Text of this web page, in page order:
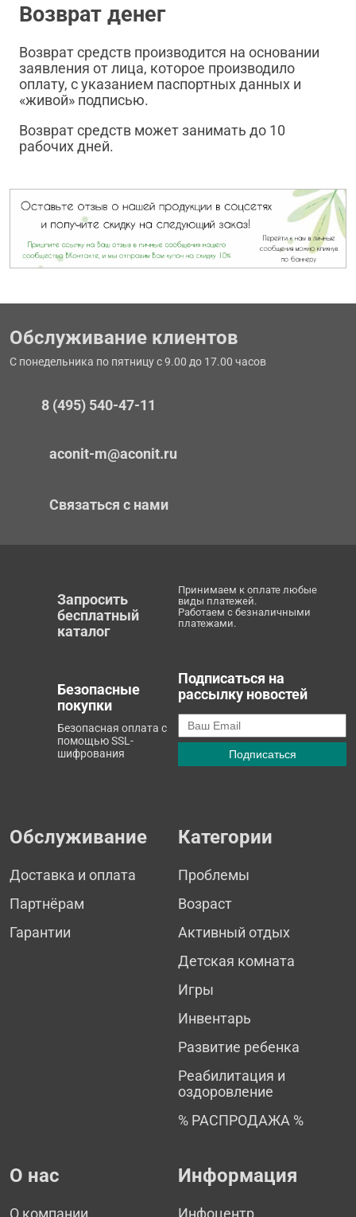
Возврат денег
Возврат средств производится на основании
заявления от лица, которое производило
оплату, с указанием паспортных данных и
«живой» подписью.
Возврат средств может занимать до 10
рабочих дней.
Обслуживание клиентов
С понедельника по пятницу с 9.00 до 17.00 часов
8 (495) 540-47-11
aconit-m@aconit.ru
Связаться с нами
Запросить
бесплатный
каталог
Принимаем к оплате любые
виды платежей.
Работаем с безналичными
платежами.
Безопасные
покупки
Безопасная оплата с
помощью SSL-
шифрования
Подписаться на
рассылку новостей
Обслуживание
Доставка и оплата
Партнёрам
Гарантии
Категории
Проблемы
Возраст
Активный отдых
Детская комната
Игры
Инвентарь
Развитие ребенка
Реабилитация и
оздоровление
% РАСПРОДАЖА %
О нас
О компании
Информация
Инфоцентр